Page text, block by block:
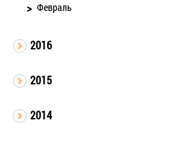
Февраль
2016
2015
2014